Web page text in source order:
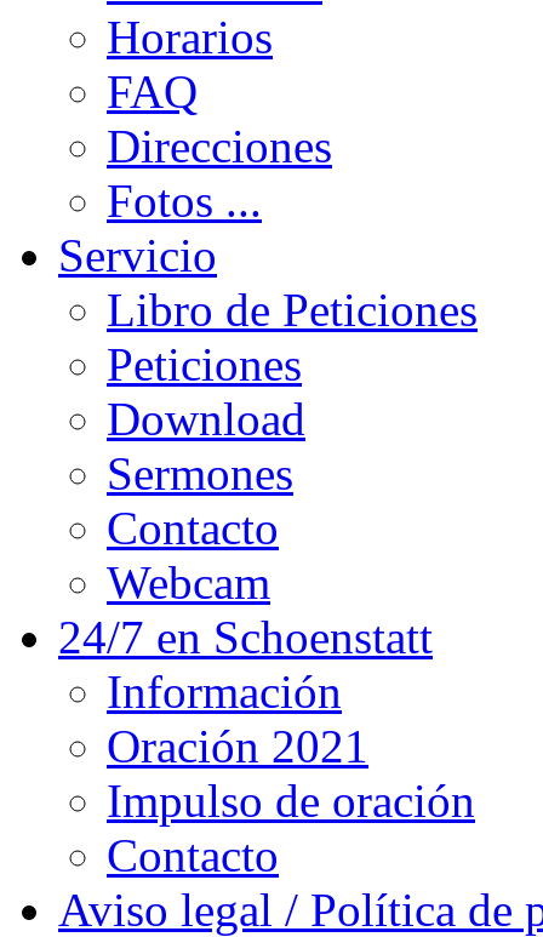
Horarios
FAQ
Direcciones
Fotos ...
Servicio
Libro de Peticiones
Peticiones
Download
Sermones
Contacto
Webcam
24/7 en Schoenstatt
Información
Oración 2021
Impulso de oración
Contacto
Aviso legal / Política de